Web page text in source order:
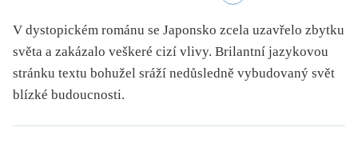
V dystopickém románu se Japonsko zcela uzavřelo zbytku
světa a zakázalo veškeré cizí vlivy. Brilantní jazykovou
stránku textu bohužel sráží nedůsledně vybudovaný svět
blízké budoucnosti.